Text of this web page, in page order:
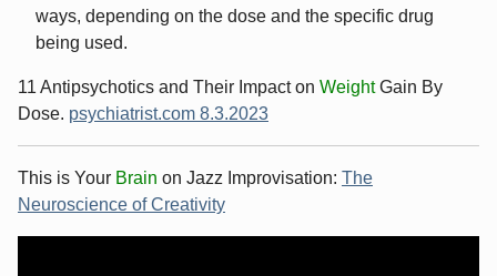
ways, depending on the dose and the specific drug
being used.
11 Antipsychotics and Their Impact on WeightGain By
Dose. psychiatrist.com 8.3.2023
This is Your Brain on Jazz Improvisation: The
Neuroscience of Creativity